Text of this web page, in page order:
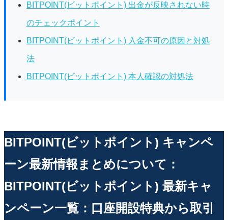
BITPOINT(ビットポイント) 出金が反映されない時
のチェックポイント
BITPOINT(ビットポイント) 入金不可の原因と対処
法
BITPOINT(ビットポイント) 本人確認の対処法
BITPOINT(ビットポイント) キャンペ
ーン最新情報まとめについて：
BITPOINT(ビットポイント) 最新キャ
ンペーン一覧：口座開設特典から取引